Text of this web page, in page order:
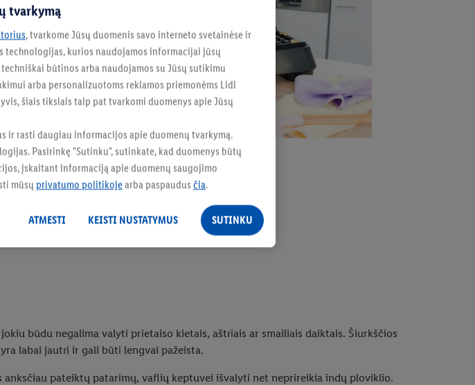
nuvalyti keptuvės išorę.
būdu negalima valyti prietaiso kietais, aštriais ar smailiais daiktais. Šiurkščios
labai jautri ir gali būti lengvai pažeista.
pateiktų patarimų, vaflių keptuvei išvalyti net neprireikia indų ploviklio.
tvarkymą
, tvarkome Jūsų duomenis savo interneto svetainėse ir
kurios naudojamos informacijai jūsų
būtinos arba naudojamos su Jūsų sutikimu
arba personalizuotoms reklamos priemonėms Lidl
šiais tikslais taip pat tvarkomi duomenys apie Jūsų
rasti daugiau informacijos apie duomenų tvarkymą.
Pasirinkę "Sutinku", sutinkate, kad duomenys būtų
įskaitant informaciją apie duomenų saugojimo
mūsų privatumo politikojearba paspaudus čia.
ATMESTI KEISTI NUSTATYMUS SUTINKU